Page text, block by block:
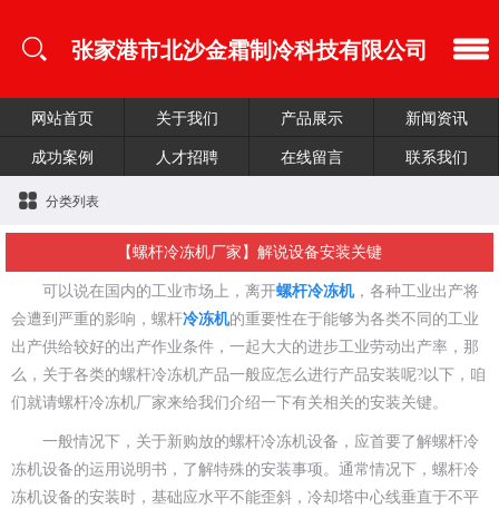
张家港市北沙金霜制冷科技有限公司
网站首页 关于我们 产品展示
新闻资讯
成功案例
人才招聘 在线留言 联系我们
分类列表
【螺杆冷冻机厂家】解说设备安装关键
可以说在国内的工业市场上，离开螺杆冷冻机，各种工业出产将
会遭到严重的影响，螺杆冷冻机的重要性在于能够为各类不同的工业
出产供给较好的出产作业条件，一起大大的进步工业劳动出产率，那
么，关于各类的螺杆冷冻机产品一般应怎么进行产品安装呢?以下，咱
们就请螺杆冷冻机厂家来给我们介绍一下有关相关的安装关键。
一般情况下，关于新购放的螺杆冷冻机设备，应首要了解螺杆冷
冻机设备的运用说明书，了解特殊的安装事项。通常情况下，螺杆冷
冻机设备的安装时，基础应水平不能歪斜，冷却塔中心线垂直于不平